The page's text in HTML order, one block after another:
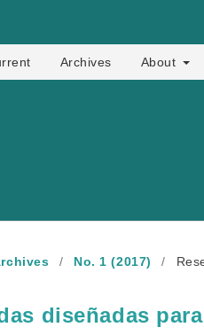
Archives About
/ No. 1 (2017) /
diseñadas